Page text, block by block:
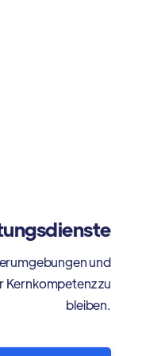
und
Kernkompetenz zu
bleiben.